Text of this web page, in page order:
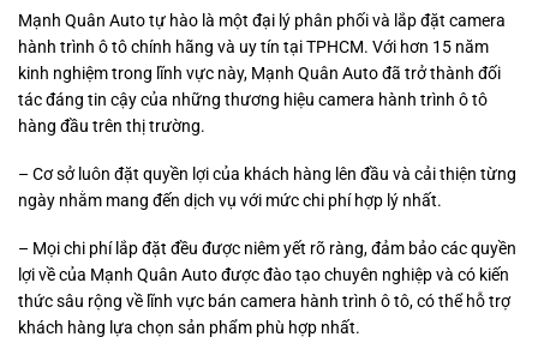
Mạnh Quân Auto tự hào là một đại lý phân phối và lắp đặt camera
hành trình ô tô chính hãng và uy tín tại TPHCM. Với hơn 15 năm
kinh nghiệm trong lĩnh vực này, Mạnh Quân Auto đã trở thành đối
tác đáng tin cậy của những thương hiệu camera hành trình ô tô
hàng đầu trên thị trường.
– Cơ sở luôn đặt quyền lợi của khách hàng lên đầu và cải thiện từng
ngày nhằm mang đến dịch vụ với mức chi phí hợp lý nhất.
– Mọi chi phí lắp đặt đều được niêm yết rõ ràng, đảm bảo các quyền
lợi về của Mạnh Quân Auto được đào tạo chuyên nghiệp và có kiến
thức sâu rộng về lĩnh vực bán camera hành trình ô tô, có thể hỗ trợ
khách hàng lựa chọn sản phẩm phù hợp nhất.